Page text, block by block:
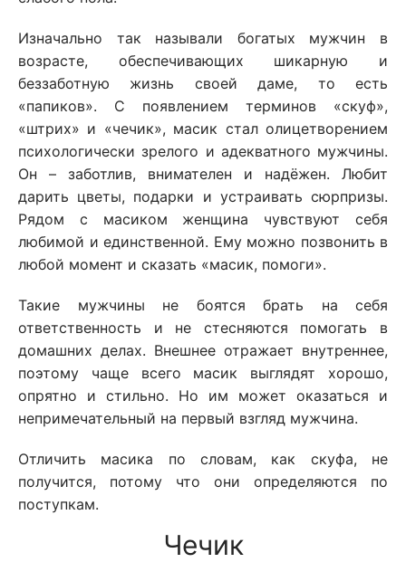
Изначально так называли богатых мужчин в
возрасте, обеспечивающих шикарную и
беззаботную жизнь своей даме, то есть
«папиков». С появлением терминов «скуф»,
«штрих» и «чечик», масик стал олицетворением
психологически зрелого и адекватного мужчины.
Он – заботлив, внимателен и надёжен. Любит
дарить цветы, подарки и устраивать сюрпризы.
Рядом с масиком женщина чувствуют себя
любимой и единственной. Ему можно позвонить в
любой момент и сказать «масик, помоги».
Такие мужчины не боятся брать на себя
ответственность и не стесняются помогать в
домашних делах. Внешнее отражает внутреннее,
поэтому чаще всего масик выглядят хорошо,
опрятно и стильно. Но им может оказаться и
непримечательный на первый взгляд мужчина.
Отличить масика по словам, как скуфа, не
получится, потому что они определяются по
поступкам.
Чечик